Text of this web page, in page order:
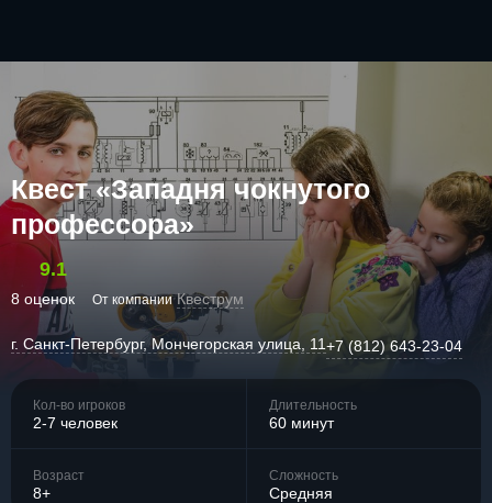
Квест «Западня чокнутого
профессора»
9.1
8 оценок От компании Квеструм
г. Санкт-Петербург, Мончегорская улица, 11+7 (812) 643-23-04
Кол-во игроков
2-7 человек
Длительность
60 минут
Возраст
8+
Сложность
Средняя